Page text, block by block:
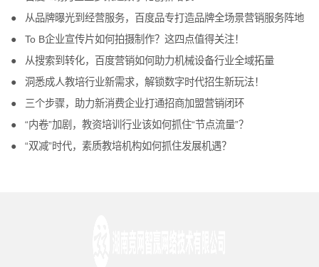
从品牌曝光到经营服务，百度品专打造品牌全场景营销服务阵地
To B企业宣传片如何拍摄制作？这四点值得关注！
从搜索到转化，百度营销如何助力机械设备行业全域拓量
洞悉成人教培行业新需求，解锁数字时代招生新玩法！
三个步骤，助力新消费企业打通招商加盟营销闭环
“内卷”加剧，教资培训行业该如何抓住“节点流量”？
“双减”时代，素质教培机构如何抓住发展机遇？